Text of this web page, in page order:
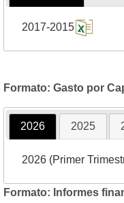
2017-2015
Formato: Gasto por
2026 2025
2026 (Primer
Formato: Informes